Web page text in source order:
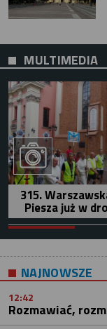
MULTIMEDIA
315.
Piesza już w
NAJNOWSZE
12:42
Rozmawiać,